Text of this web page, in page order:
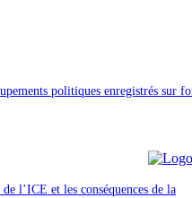
politiques enregistrés sur
l’ICE et les conséquences de la